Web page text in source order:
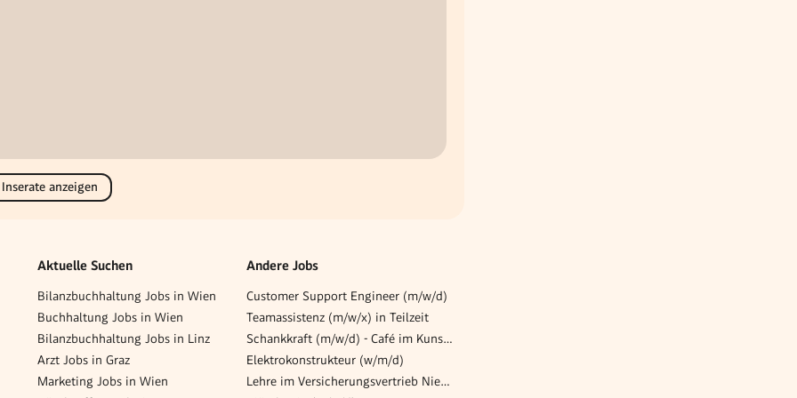
anzeigen
Aktuelle Suchen
Bilanzbuchhaltung Jobs in Wien
Buchhaltung Jobs in Wien
Bilanzbuchhaltung Jobs in Linz
Arzt Jobs in Graz
Marketing Jobs in Wien
Andere Jobs
Customer Support Engineer (m/w/d)
Teamassistenz (m/w/x) in Teilzeit
Schankkraft (m/w/d) - Café im Kunsthistorischen Museum
Elektrokonstrukteur (w/m/d)
Lehre im Versicherungsvertrieb Niederösterreich